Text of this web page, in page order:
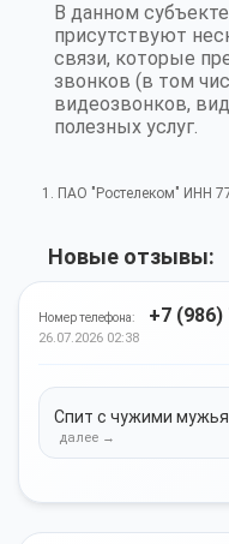
В данном
присутствуют
связи, которые
звонков (в том
видеозвонков,
полезных услуг.
1. ПАО "Ростелеком" ИНН
Новые отзывы:
Номер телефона: +7 (986)
26.07.2026 02:38
Спит с чужими